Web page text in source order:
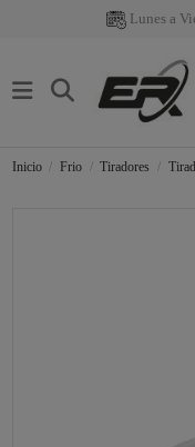
Lunes a
Inicio Frio Tiradores